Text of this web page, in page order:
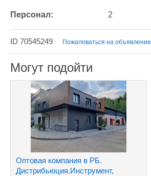
Персонал: 2
ID 70545249 Пожаловаться на объявление
Могут подойти
Оптовая компания в РБ.
Дистрибьюция.Инструмент,